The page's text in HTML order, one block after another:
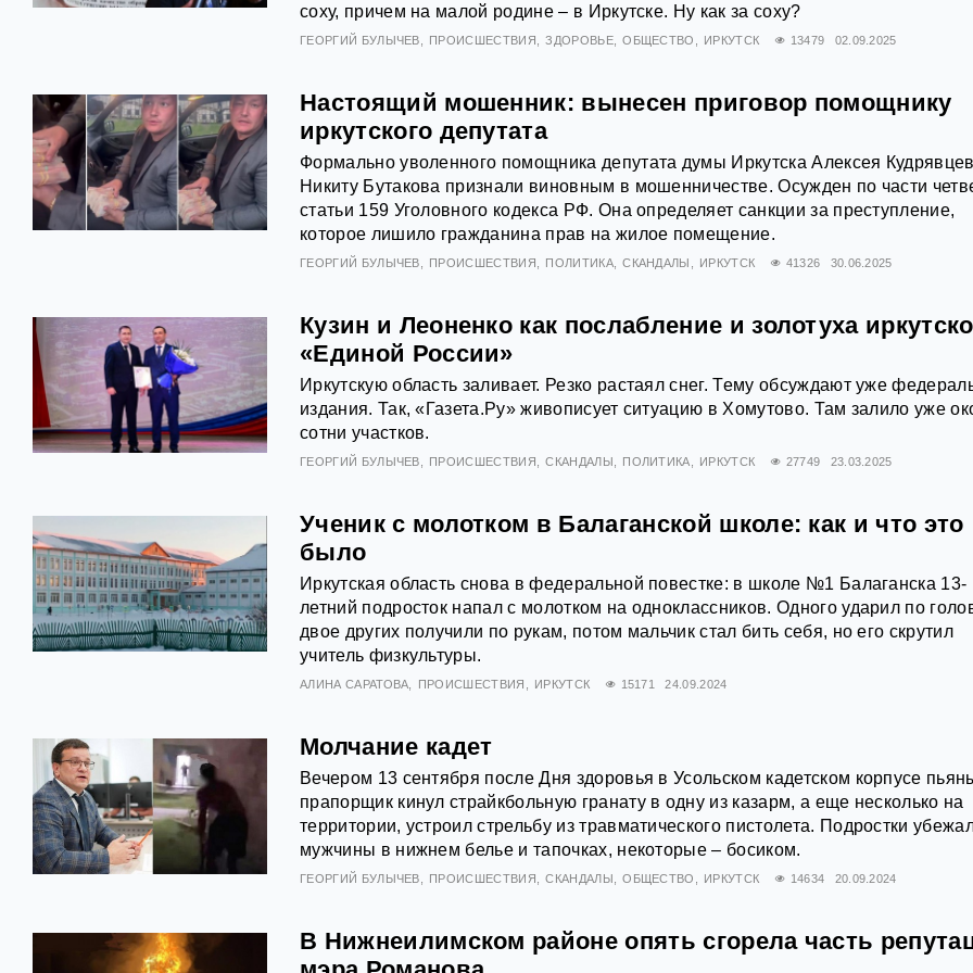
соху, причем на малой родине – в Иркутске. Ну как за соху?
ГЕОРГИЙ БУЛЫЧЕВ ПРОИСШЕСТВИЯ ЗДОРОВЬЕ ОБЩЕСТВО ИРКУТСК 13479 02.09.2025
Настоящий мошенник: вынесен приговор помощнику
иркутского депутата
Формально уволенного помощника депутата думы Иркутска Алексея
Никиту Бутакова признали виновным в мошенничестве. Осужден по части
статьи 159 Уголовного кодекса РФ. Она определяет санкции за преступление,
которое лишило гражданина прав на жилое помещение.
ГЕОРГИЙ БУЛЫЧЕВ ПРОИСШЕСТВИЯ ПОЛИТИКА СКАНДАЛЫ ИРКУТСК 41326 30.06.2025
Кузин и Леоненко как послабление и золотуха
«Единой России»
Иркутскую область заливает. Резко растаял снег. Тему обсуждают уже
издания. Так, «Газета.Ру» живописует ситуацию в Хомутово. Там залило уже
сотни участков.
ГЕОРГИЙ БУЛЫЧЕВ ПРОИСШЕСТВИЯ СКАНДАЛЫ ПОЛИТИКА ИРКУТСК 27749 23.03.2025
Ученик с молотком в Балаганской школе: как и что это
было
Иркутская область снова в федеральной повестке: в школе №1 Балаганска 13-
летний подросток напал с молотком на одноклассников. Одного ударил по
двое других получили по рукам, потом мальчик стал бить себя, но его скрутил
учитель физкультуры.
АЛИНА САРАТОВА ПРОИСШЕСТВИЯ ИРКУТСК 15171 24.09.2024
Молчание кадет
Вечером 13 сентября после Дня здоровья в Усольском кадетском корпусе
прапорщик кинул страйкбольную гранату в одну из казарм, а еще несколько на
территории, устроил стрельбу из травматического пистолета. Подростки
мужчины в нижнем белье и тапочках, некоторые – босиком.
ГЕОРГИЙ БУЛЫЧЕВ ПРОИСШЕСТВИЯ СКАНДАЛЫ ОБЩЕСТВО ИРКУТСК 14634 20.09.2024
В Нижнеилимском районе опять сгорела часть